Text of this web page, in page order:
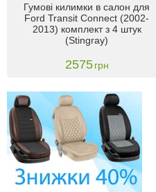
Гумові килимки в салон для
Ford Transit Connect (2002-
2013) комплект з 4 штук
(Stingray)
2575 грн